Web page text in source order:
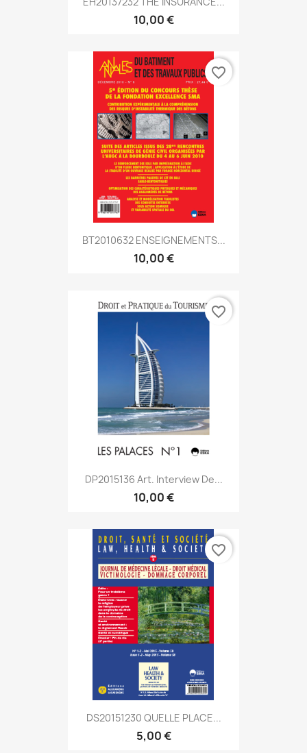
10,00 €
BT2010632 ENSEIGNEMENTS...
10,00 €
favorite_border
DP2015136 Art. Interview De...
10,00 €
favorite_border
DS20151230 QUELLE PLACE...
5,00 €
favorite_border